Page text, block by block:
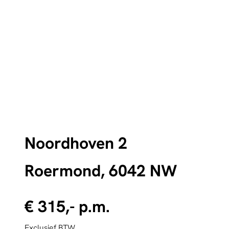
Noordhoven 2
Roermond, 6042 NW
€ 315,- p.m.